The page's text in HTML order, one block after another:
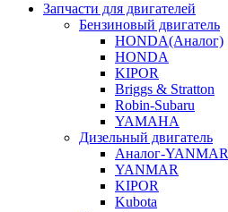
Запчасти для двигателей
Бензиновый двигатель
HONDA(Aналог)
HONDA
KIPOR
Briggs & Stratton
Robin-Subaru
YAMAHA
Дизельный двигатель
Аналог-YANMAR
YANMAR
KIPOR
Kubota